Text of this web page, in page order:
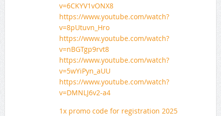
v=6CKYV1vONX8
https://www.youtube.com/watch?
v=8pUtuvn_Hro
https://www.youtube.com/watch?
v=nBGTgp9rvt8
https://www.youtube.com/watch?
v=5wYiPyn_aUU
https://www.youtube.com/watch?
v=DMNLJ6v2-a4
1x promo code for registration 2025